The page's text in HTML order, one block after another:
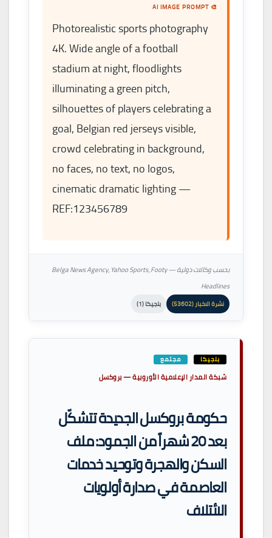
🎨 AI IMAGE PROMPT
Photorealistic sports photography
4K. Wide angle of a football
stadium at night, floodlights
illuminating a green pitch,
silhouettes of players celebrating a
goal, Belgian red jerseys visible,
crowd celebrating in background,
no faces, no text, no logos,
cinematic dramatic lighting —
REF:123456789
بحسب وكالات دولية — Belga News Agency، Yahoo Sports، Footy
Headlines
نشرة الاخبار (53602) بلجيكا (1)
بلجيكا مجتمع
شبكة المدار الإعلامية الأوروبية — بروكسل
حكومة بروكسل الجديدة تتشكّل
بعد 20 شهراً من الجمود: ملف
السكن والهجرة وتوحيد خدمات
العاصمة في صدارة أولويات
الائتلاف